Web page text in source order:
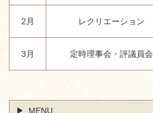
2月 レクリエーション
3月 定時理事会・評議員会
MENU